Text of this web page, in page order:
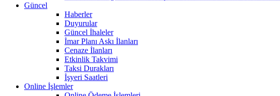
Güncel
Haberler
Duyurular
Güncel İhaleler
İmar Planı Askı İlanları
Cenaze İlanları
Etkinlik Takvimi
Taksi Durakları
İşyeri Saatleri
Online İşlemler